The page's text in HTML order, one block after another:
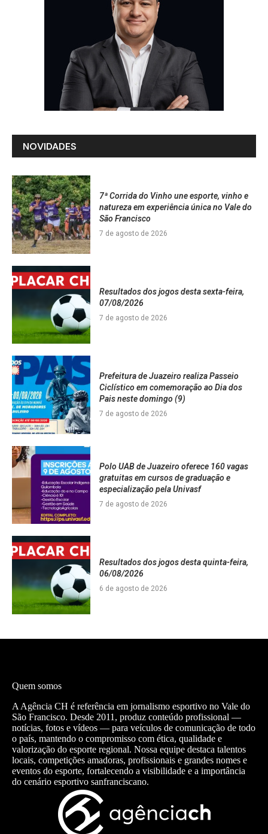
NOVIDADES
7ª Corrida do Vinho une esporte, vinho e
natureza em experiência única no Vale do
São Francisco
7 de agosto de 2026
Resultados dos jogos desta sexta-feira,
07/08/2026
7 de agosto de 2026
Prefeitura de Juazeiro realiza Passeio
Ciclístico em comemoração ao Dia dos
Pais neste domingo (9)
7 de agosto de 2026
Polo UAB de Juazeiro oferece 160 vagas
gratuitas em cursos de graduação e
especialização pela Univasf
7 de agosto de 2026
Resultados dos jogos desta quinta-feira,
06/08/2026
6 de agosto de 2026
Quem somos
A Agência CH é referência em jornalismo esportivo no Vale do
São Francisco. Desde 2011, produz conteúdo profissional —
notícias, fotos e vídeos — para veículos de comunicação de todo
o país, mantendo o compromisso com ética, qualidade e
valorização do esporte regional. Nossa equipe destaca talentos
locais, competições amadoras, profissionais e grandes nomes e
eventos do esporte, fortalecendo a visibilidade e a importância
do cenário esportivo sanfranciscano.